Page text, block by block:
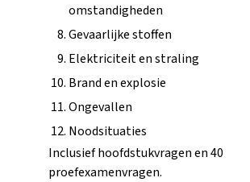
omstandigheden
Gevaarlijke stoffen
Elektriciteit en straling
Brand en explosie
Ongevallen
Noodsituaties
Inclusief hoofdstukvragen en 40
proefexamenvragen.